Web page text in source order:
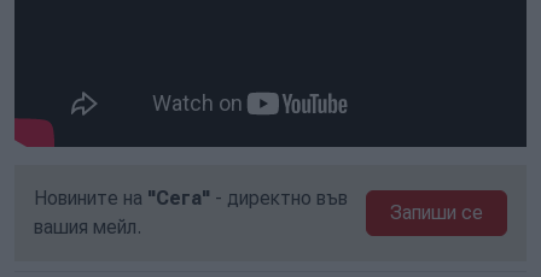
Новините на "Сега" - директно във
вашия мейл.
Запиши се